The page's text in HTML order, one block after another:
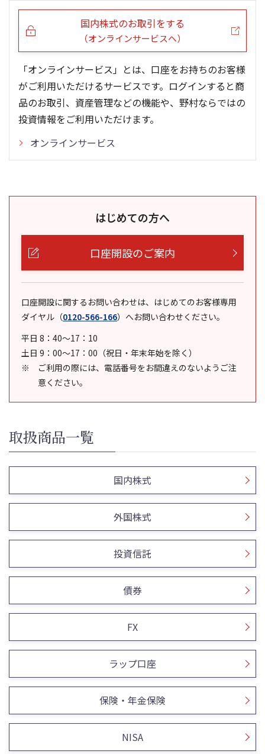
国内株式のお取引をする
（オンラインサービスへ）
「オンラインサービス」とは、口座をお持ちのお客様
がご利用いただけるサービスです。ログインすると商
品のお取引、資産管理などの機能や、野村ならではの
投資情報をご利用いただけます。
オンラインサービス
はじめての方へ
口座開設のご案内
口座開設に関するお問い合わせは、はじめてのお客様専用
ダイヤル （0120-566-166） へお問い合わせください。
平日 8：40～17：10
土日 9：00～17：00（祝日・年末年始を除く）
ご利用の際には、電話番号をお間違えのないようご注
意ください。
取扱商品一覧
国内株式
外国株式
投資信託
債券
FX
ラップ口座
保険・年金保険
NISA